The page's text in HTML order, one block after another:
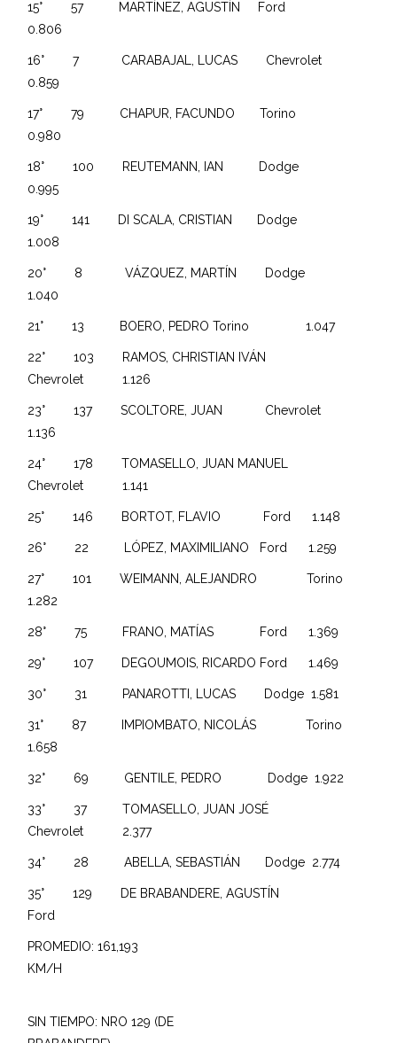
15° 57 MARTÍNEZ, AGUSTÍN Ford
0.806
16° 7 CARABAJAL, LUCAS Chevrolet
0.859
17° 79 CHAPUR, FACUNDO Torino
0.980
18° 100 REUTEMANN, IAN Dodge
0.995
19° 141 DI SCALA, CRISTIAN Dodge
1.008
20° 8 VÁZQUEZ, MARTÍN Dodge
1.040
21° 13 BOERO, PEDRO Torino 1.047
22° 103 RAMOS, CHRISTIAN IVÁN
Chevrolet 1.126
23° 137 SCOLTORE, JUAN Chevrolet
1.136
24° 178 TOMASELLO, JUAN MANUEL
Chevrolet 1.141
25° 146 BORTOT, FLAVIO Ford 1.148
26° 22 LÓPEZ, MAXIMILIANO Ford 1.259
27° 101 WEIMANN, ALEJANDRO Torino
1.282
28° 75 FRANO, MATÍAS Ford 1.369
29° 107 DEGOUMOIS, RICARDO Ford 1.469
30° 31 PANAROTTI, LUCAS Dodge 1.581
31° 87 IMPIOMBATO, NICOLÁS Torino
1.658
32° 69 GENTILE, PEDRO Dodge 1.922
33° 37 TOMASELLO, JUAN JOSÉ
Chevrolet 2.377
34° 28 ABELLA, SEBASTIÁN Dodge 2.774
35° 129 DE BRABANDERE, AGUSTÍN
Ford
PROMEDIO: 161,193
KM/H
SIN TIEMPO: NRO 129 (DE